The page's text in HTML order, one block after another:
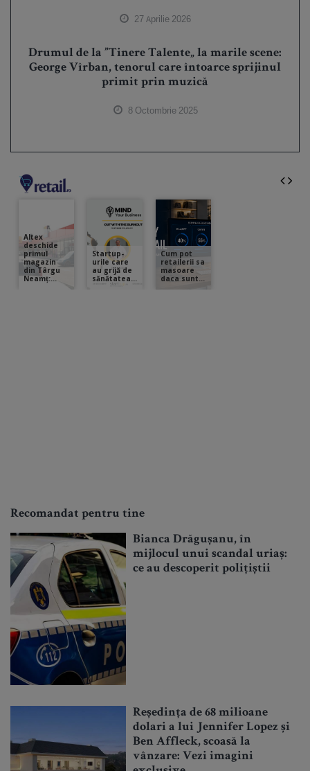
27 Aprilie 2026
Drumul de la ”Tinere Talente„ la marile scene:
George Vîrban, tenorul care întoarce sprijinul
primit prin muzică
8 Octombrie 2025
Recomandat pentru tine
Bianca Drăgușanu, în
mijlocul unui scandal uriaș:
ce au descoperit polițiștii
Reședința de 68 milioane
dolari a lui Jennifer Lopez și
Ben Affleck, scoasă la
vânzare: Vezi imagini